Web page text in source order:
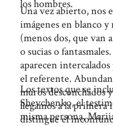
los hombres.
Una vez abierto, nos
imágenes en blanco y
(menos dos, que van
o sucias o
aparecen
el referente. Abundan
muros desconchados
llegamos a la primera
distingue el
Los textos que se
Shevchenko, el
misma persona,